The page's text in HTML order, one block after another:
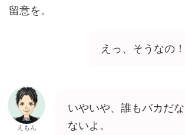
留意を。
えっ、そうなの
えもん
いやいや、誰もバカだ
ないよ。